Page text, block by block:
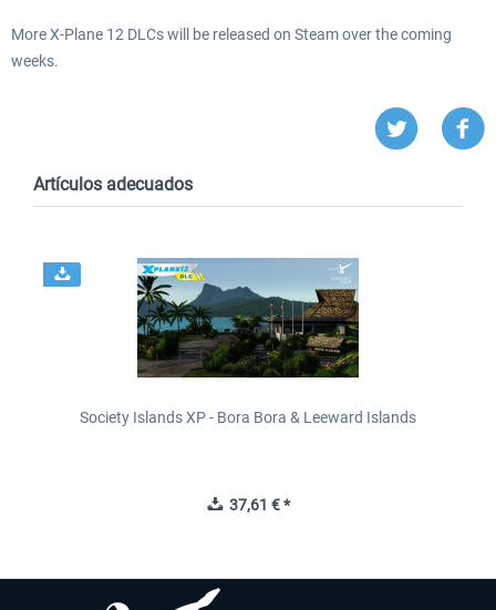
More X-Plane 12 DLCs will be released on Steam over the coming
weeks.
Artículos adecuados
Society Islands XP - Bora Bora & Leeward Islands
37,61 € *